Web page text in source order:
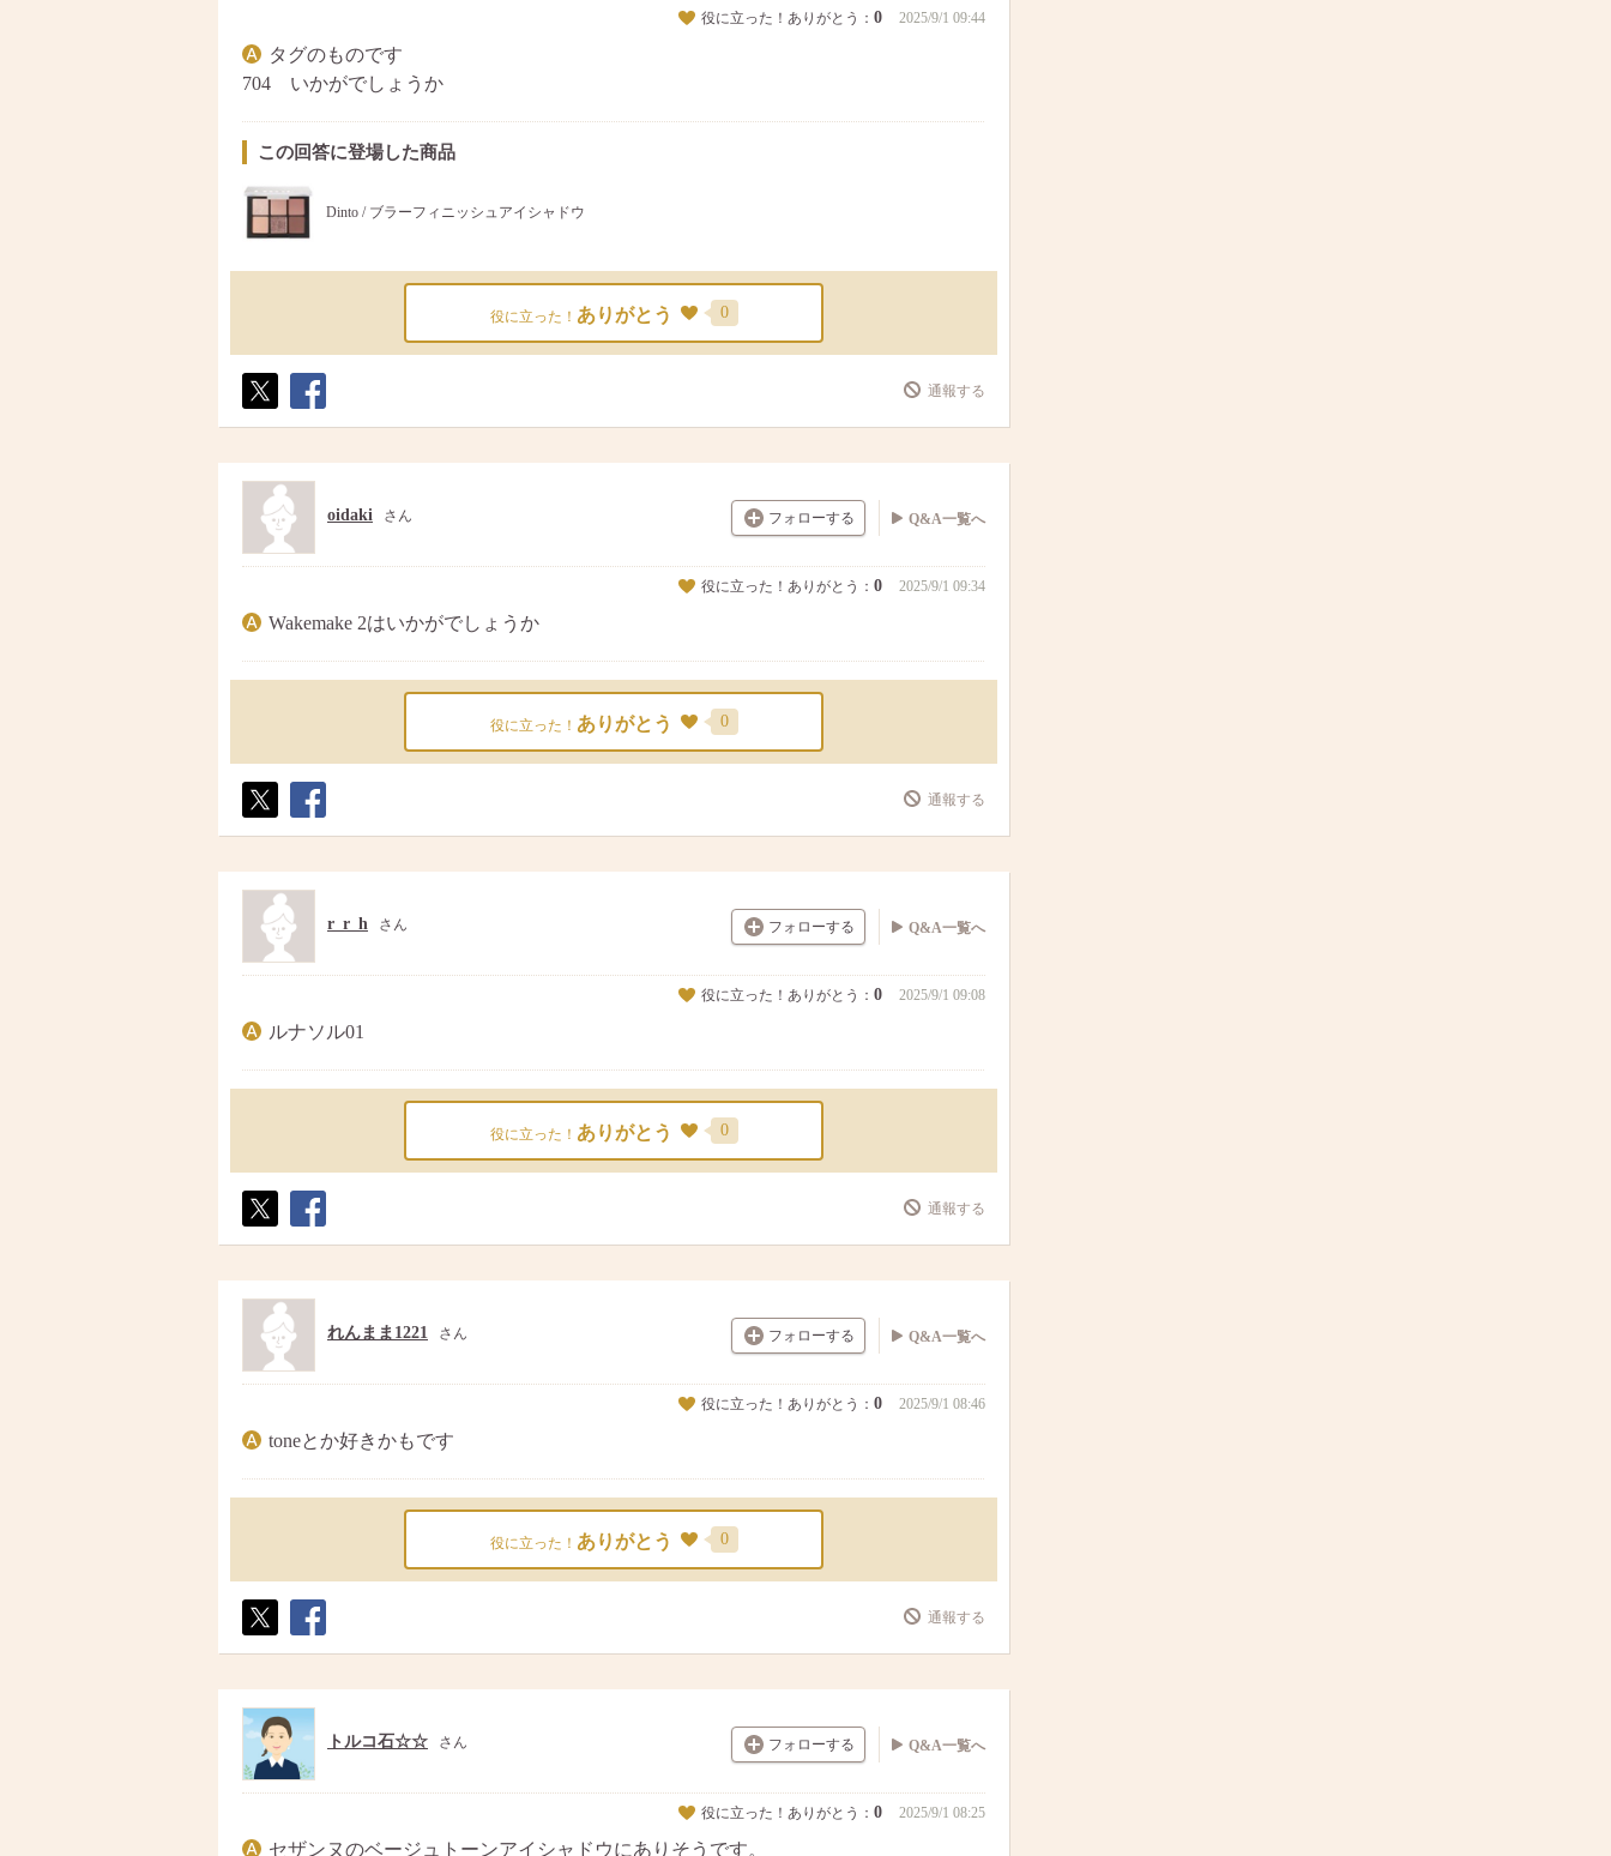
役に立った！ありがとう： 0 2025/9/1 09:44
タグのものです
704 いかがでしょうか
この回答に登場した商品
Dinto / ブラーフィニッシュアイシャドウ
役に立った！ ありがとう 0
ト
ア
通報する
フォローする
oidaki さん Q&A一覧へ
役に立った！ありがとう： 0 2025/9/1 09:34
Wakemake 2はいかがでしょうか
役に立った！ ありがとう 0
ト
ア
通報する
フォローする
r_r_h さん Q&A一覧へ
役に立った！ありがとう： 0 2025/9/1 09:08
ルナソル01
役に立った！ ありがとう 0
ト
ア
通報する
フォローする
れんまま1221 さん Q&A一覧へ
役に立った！ありがとう： 0 2025/9/1 08:46
toneとか好きかもです
役に立った！ ありがとう 0
ト
ア
通報する
フォローする
トルコ石☆☆ さん Q&A一覧へ
役に立った！ありがとう： 0 2025/9/1 08:25
セザンヌのベージュトーンアイシャドウにありそうです。